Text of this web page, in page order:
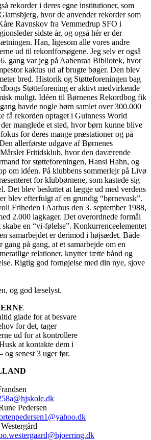
rekorder i deres egne institutioner, som
hvor de anvender rekorder som
Ravnskov fra Vemmedrup SFO i
sidste år, og også hér er der
Han, ligesom alle vores andre
ud til rekordforsøgene. Jeg selv er også
gang var jeg på Aabenraa Bibliotek, hvor
kaktus ud af brugte bøger. Den blev
bred. Historik og Støtteforeningen bag
Støtteforening er aktivt medvirkende
muligt. Idéen til Børnenes Rekordbog fik
havde nogle børn samlet over 300.000
få rekorden optaget i Guinness World
manglede et sted, hvor børn kunne blive
for deres mange præstationer og på
allerførste udgave af Børnenes
Fritidsklub, hvor den daværende
for støtteforeningen, Hansi Hahn, og
om idéen. På klubbens sommerlejr på Livø
for klubbørnene, som kastede sig
Det blev besluttet at lægge ud med verdens
blev efterfulgt af en grundig “børnevask”.
Friheden i Aarhus den 3. september 1988,
2.000 lagkager. Det overordnede formål
en “vi-følelse”. Konkurrenceelementet
samarbejdet er derimod i højsædet. Både
på gang, at et samarbejde om en
relationer, knytter tætte bånd og
Rigtig god fornøjelse med din nye, sjove
og god læselyst.
glade for at besvare
for det, tager
ud for at kontrollere
at kontakte dem i
og senest 3 uger før.
Pedersen